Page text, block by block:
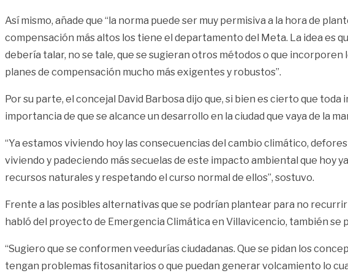
Así mismo, añade que “la norma puede ser muy permisiva a la hora de
compensación más altos los tiene el departamento del Meta. La idea es
debería talar, no se tale, que se sugieran otros métodos o que
planes de compensación mucho más exigentes y robustos”.
Por su parte, el concejal David Barbosa dijo que, si bien es cierto que
importancia de que se alcance un desarrollo en la ciudad que vaya de la
“Ya estamos viviendo hoy las consecuencias del cambio climático,
viviendo y padeciendo más secuelas de este impacto ambiental que hoy
recursos naturales y respetando el curso normal de ellos”, sostuvo.
Frente a las posibles alternativas que se podrían plantear para no
habló del proyecto de Emergencia Climática en Villavicencio, también se
“Sugiero que se conformen veedurías ciudadanas. Que se pidan los
tengan problemas fitosanitarios o que puedan generar volcamiento lo